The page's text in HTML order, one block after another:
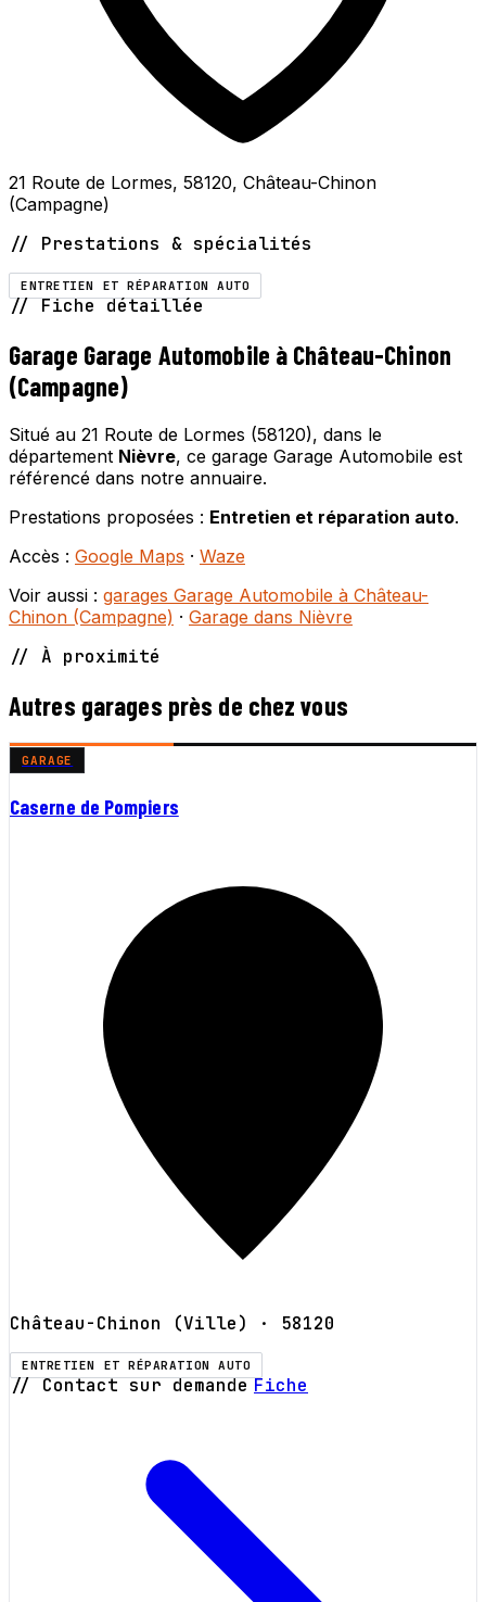
21 Route de Lormes, 58120, Château-Chinon
(Campagne)
// Prestations & spécialités
ENTRETIEN ET RÉPARATION AUTO
// Fiche détaillée
Garage Garage Automobile à Château-Chinon
(Campagne)
Situé au 21 Route de Lormes (58120), dans le
département Nièvre, ce garage Garage Automobile est
référencé dans notre annuaire.
Prestations proposées : Entretien et réparation auto.
Accès : Google Maps · Waze
Voir aussi : garages Garage Automobile à Château-
Chinon (Campagne) · Garage dans Nièvre
// À proximité
Autres garages près de chez vous
GARAGE
Caserne de Pompiers
Château-Chinon (Ville) · 58120
ENTRETIEN ET RÉPARATION AUTO
// Contact sur demande Fiche